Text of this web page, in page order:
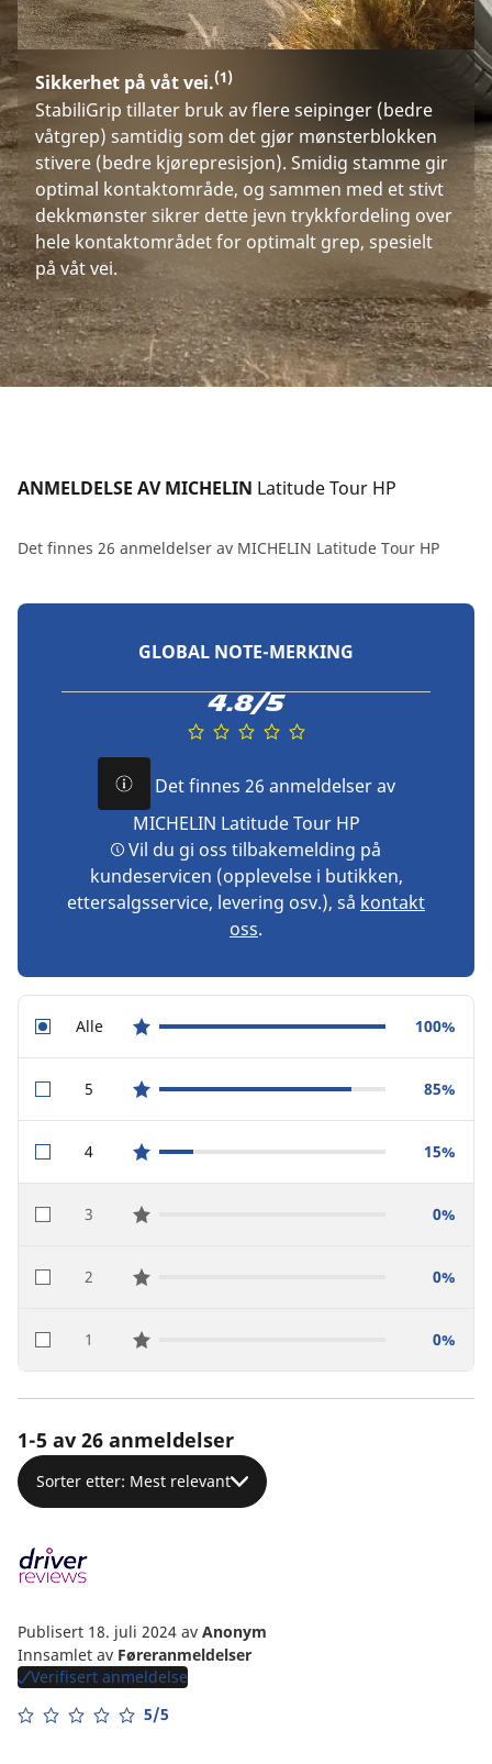
Sikkerhet på våt vei.(1)
StabiliGrip tillater bruk av flere seipinger (bedre
våtgrep) samtidig som det gjør mønsterblokken
stivere (bedre kjørepresisjon). Smidig stamme gir
optimal kontaktområde, og sammen med et stivt
dekkmønster sikrer dette jevn trykkfordeling over
hele kontaktområdet for optimalt grep, spesielt
på våt vei.
ANMELDELSE AV MICHELIN Latitude Tour HP
Det finnes 26 anmeldelser av MICHELIN Latitude Tour HP
GLOBAL NOTE-MERKING
4.8/5
Det finnes 26 anmeldelser av
MICHELIN Latitude Tour HP
Vil du gi oss tilbakemelding på
kundeservicen (opplevelse i butikken,
ettersalgsservice, levering osv.), så kontakt
oss.
Allestar reviews 100%
5star reviews 85%
4star reviews 15%
3star reviews 0%
2star reviews 0%
1star reviews 0%
1-5 av 26 anmeldelser
Sorter etter: Mest relevant
Publisert 18. juli 2024 av Anonym
Innsamlet av Føreranmeldelser
Verifisert anmeldelse
5/5